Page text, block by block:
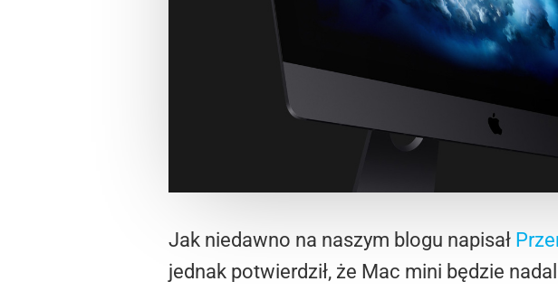
Jak niedawno na naszym blogu napisał
jednak potwierdził, że Mac mini będzie